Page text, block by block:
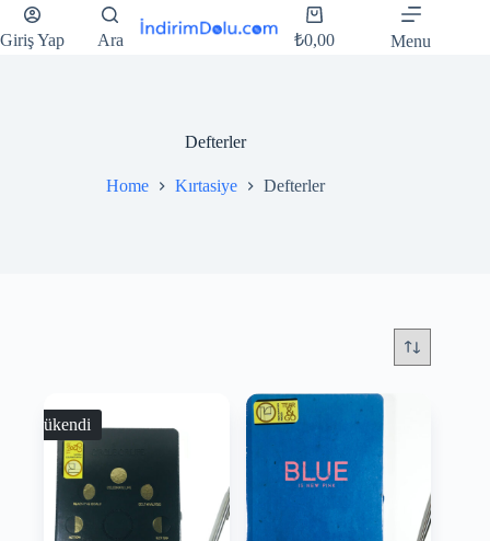
Giriş Yap Ara ₺0,00 Menu
Defterler
Home Kırtasiye Defterler
Tükendi